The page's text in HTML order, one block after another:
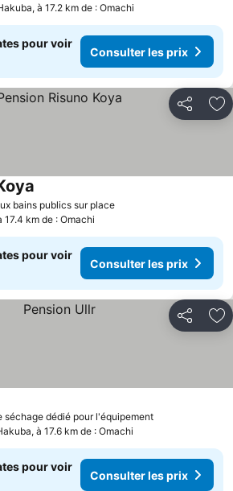
à 17.2 km de : Omachi
pour voir
Consulter les prix
Partager
bains publics sur place
17.4 km de : Omachi
pour voir
Consulter les prix
Partager
séchage dédié pour l'équipement
à 17.6 km de : Omachi
pour voir
Consulter les prix